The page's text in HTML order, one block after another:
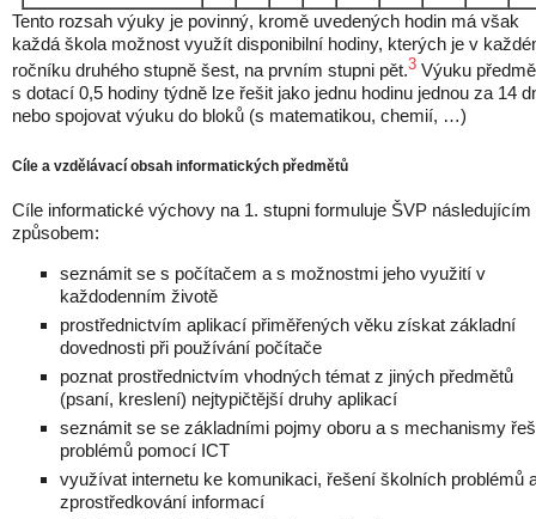
Tento rozsah výuky je povinný, kromě uvedených hodin má však
každá škola možnost využít disponibilní hodiny, kterých je v
ročníku druhého stupně šest, na prvním stupni pět.3 Výuku
s dotací 0,5 hodiny týdně lze řešit jako jednu hodinu jednou za 14
nebo spojovat výuku do bloků (s matematikou, chemií, …)
Cíle a vzdělávací obsah informatických předmětů
Cíle informatické výchovy na 1. stupni formuluje ŠVP následujícím
způsobem:
seznámit se s počítačem a s možnostmi jeho využití v
každodenním životě
prostřednictvím aplikací přiměřených věku získat základní
dovednosti při používání počítače
poznat prostřednictvím vhodných témat z jiných předmětů
(psaní, kreslení) nejtypičtější druhy aplikací
seznámit se se základními pojmy oboru a s mechanismy
problémů pomocí ICT
využívat internetu ke komunikaci, řešení školních problémů
zprostředkování informací